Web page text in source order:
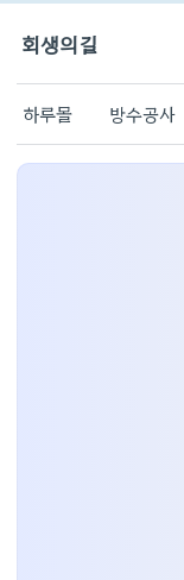
회생의길
하루몰 방수공사